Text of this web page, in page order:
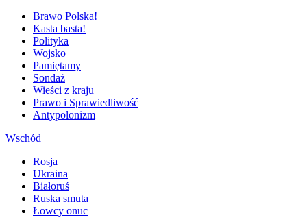
Brawo Polska!
Kasta basta!
Polityka
Wojsko
Pamiętamy
Sondaż
Wieści z kraju
Prawo i Sprawiedliwość
Antypolonizm
Wschód
Rosja
Ukraina
Białoruś
Ruska smuta
Łowcy onuc